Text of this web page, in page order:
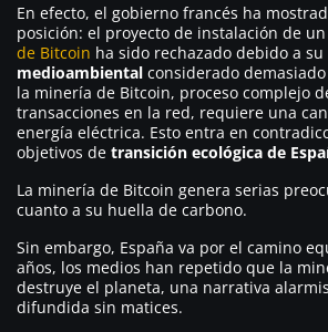
En efecto, el gobierno francés ha
posición: el proyecto de instalación de
de Bitcoin ha sido rechazado debido a su
medioambiental considerado
la minería de Bitcoin, proceso complejo
transacciones en la red, requiere una
energía eléctrica. Esto entra en
objetivos de transición ecológica de
La minería de Bitcoin genera serias
cuanto a su huella de carbono.
Sin embargo, España va por el camino
años, los medios han repetido que la
destruye el planeta, una narrativa
difundida sin matices.